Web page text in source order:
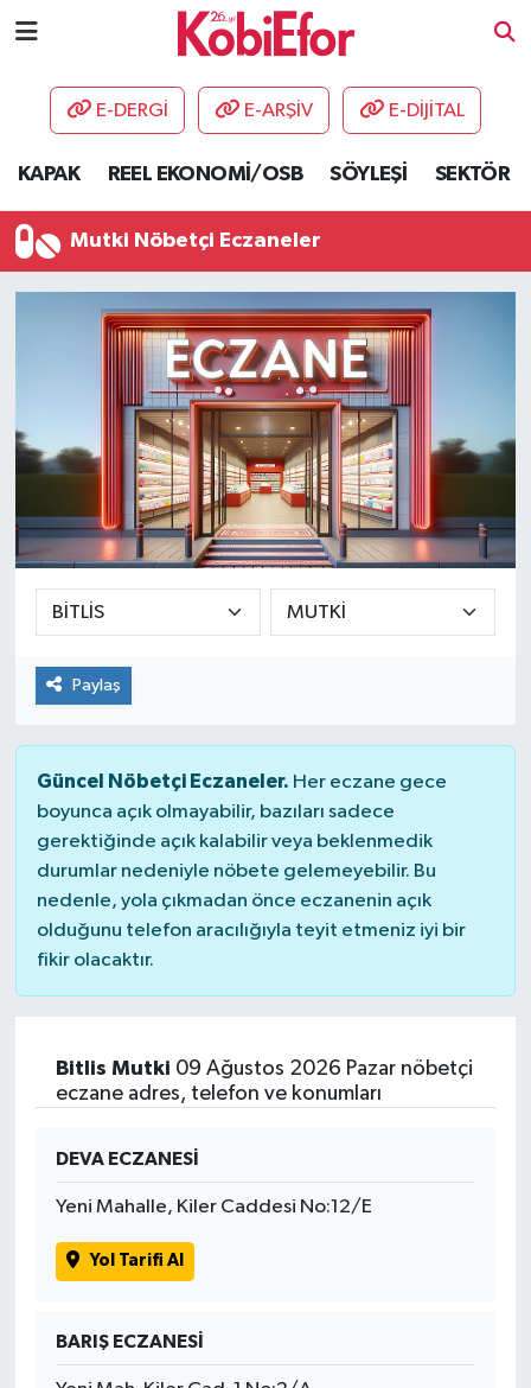
E-DERGİ E-ARŞİV E-DİJİTAL
KAPAK REEL EKONOMİ/OSB SÖYLEŞİ SEKTÖR
Mutki Nöbetçi Eczaneler
Paylaş
Güncel Nöbetçi Eczaneler. Her eczane gece
boyunca açık olmayabilir, bazıları sadece
gerektiğinde açık kalabilir veya beklenmedik
durumlar nedeniyle nöbete gelemeyebilir. Bu
nedenle, yola çıkmadan önce eczanenin açık
olduğunu telefon aracılığıyla teyit etmeniz iyi bir
fikir olacaktır.
Bitlis Mutki 09 Ağustos 2026 Pazar nöbetçi
eczane adres, telefon ve konumları
DEVA ECZANESİ
Yeni Mahalle, Kiler Caddesi No:12/E
Yol Tarifi Al
BARIŞ ECZANESİ
AKADEMİ
DESTEK-TEŞVİK
ETKİNLİK
GÜNCEL
HABERLER
KAPAK
OSB
SEKTÖR
ŞİRKET PANO
SÖYLEŞİ
YAŞAM